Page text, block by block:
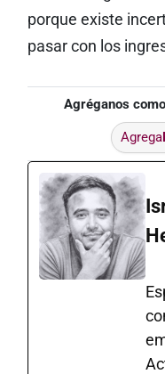
porque existe
pasar con los
Agréganos
Agrega